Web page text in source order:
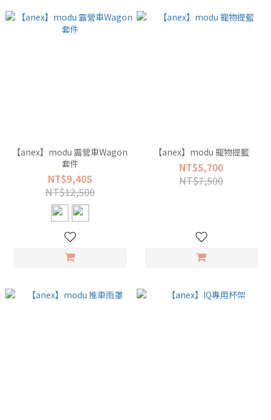
【anex】modu 露營車Wagon
套件
NT$9,405
NT$12,500
【anex】modu 寵物提籃
NT$5,700
NT$7,500